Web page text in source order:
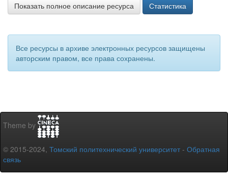
Показать полное описание ресурса Статистика
Все ресурсы в архиве электронных ресурсов защищены
авторским правом, все права сохранены.
Theme by
© 2015-2024, Томский политехнический университет - Обратная
связь